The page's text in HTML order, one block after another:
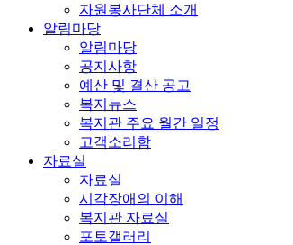
자원봉사단체 소개
알림마당
알림마당
공지사항
예산 및 결산 공고
복지뉴스
복지관 주요 월간 일정
고객소리함
자료실
자료실
시각장애의 이해
복지관 자료실
포토갤러리